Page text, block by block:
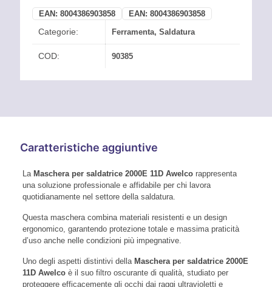
EAN: 8004386903858 EAN: 8004386903858
Categorie: Ferramenta, Saldatura
COD: 90385
Caratteristiche aggiuntive
La Maschera per saldatrice 2000E 11D Awelcorappresenta
una soluzione professionale e affidabile per chi lavora
quotidianamente nel settore della saldatura.
Questa maschera combina materiali resistenti e un design
ergonomico, garantendo protezione totale e massima praticità
d’uso anche nelle condizioni più impegnative.
Uno degli aspetti distintivi della Maschera per saldatrice 2000E
11D Awelcoè il suo filtro oscurante di qualità, studiato per
proteggere efficacemente gli occhi dai raggi ultravioletti e